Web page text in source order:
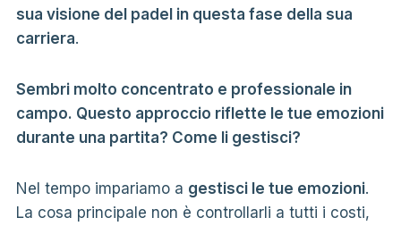
sua visione del padel in questa fase della sua
carriera.
Sembri molto concentrato e professionale in
campo. Questo approccio riflette le tue emozioni
durante una partita? Come li gestisci?
Nel tempo impariamo a gestisci le tue emozioni.
La cosa principale non è controllarli a tutti i costi,